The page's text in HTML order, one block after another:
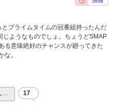
プライムタイムの冠番組持ったんだ
ようなものでしょ。ちょうどSMAP
る意味絶好のチャンスが廻ってきた
な。
… 17